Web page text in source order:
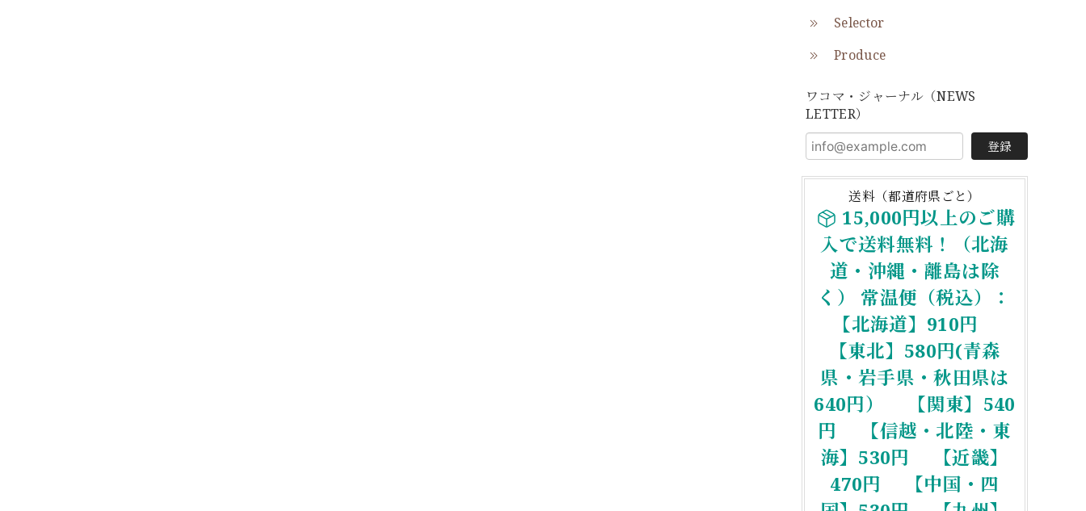
Selector
Produce
ワコマ・ジャーナル（NEWS
LETTER）
登録
送料（都道府県ごと）
15,000円以上のご購
入で送料無料！（北海
道・沖縄・離島は除
く） 常温便（税込）：
【北海道】910円
【東北】580円(青森
県・岩手県・秋田県は
640円） 【関東】540
円 【信越・北陸・東
海】530円 【近畿】
470円 【中国・四